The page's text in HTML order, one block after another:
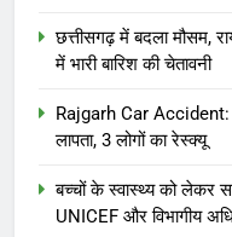
छत्तीसगढ़ में बदला मौसम,
में भारी बारिश की चेतावनी
Rajgarh Car Accident:
लापता, 3 लोगों का रेस्क्यू
बच्चों के स्वास्थ्य को लेकर
UNICEF और विभागीय